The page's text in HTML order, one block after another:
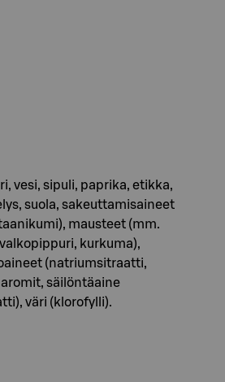
vesi, sipuli, paprika, etikka,
suola, sakeuttamisaineet
mausteet (mm.
kurkuma),
(natriumsitraatti,
säilöntäaine
väri (klorofylli).